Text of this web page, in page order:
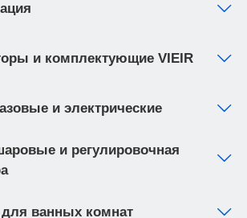
и комплектующие VIEIR
и электрические
и регулировочная
ванных комнат